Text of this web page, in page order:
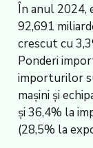
În anul 2024,
92,691
crescut cu
Ponderi
importurilor
mașini și
și 36,4% la
(28,5% la